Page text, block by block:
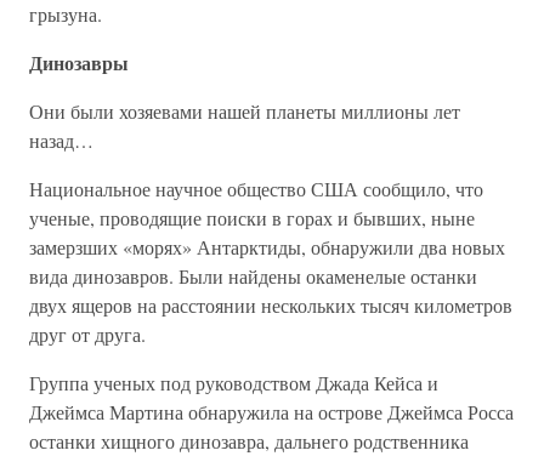
грызуна.
Динозавры
Они были хозяевами нашей планеты миллионы лет
назад…
Национальное научное общество США сообщило, что
ученые, проводящие поиски в горах и бывших, ныне
замерзших «морях» Антарктиды, обнаружили два новых
вида динозавров. Были найдены окаменелые останки
двух ящеров на расстоянии нескольких тысяч километров
друг от друга.
Группа ученых под руководством Джада Кейса и
Джеймса Мартина обнаружила на острове Джеймса Росса
останки хищного динозавра, дальнего родственника